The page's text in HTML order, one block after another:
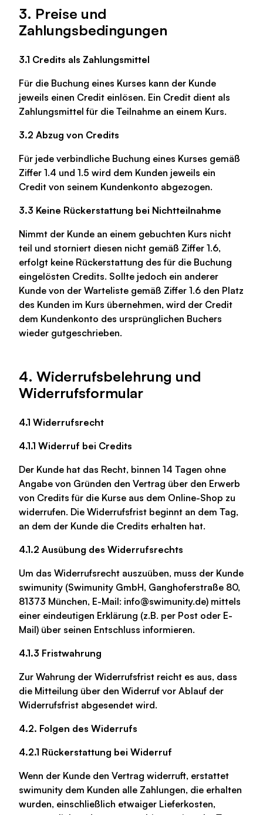
3. Preise und
Zahlungsbedingungen
3.1 Credits als Zahlungsmittel
Für die Buchung eines Kurses kann der Kunde
jeweils einen Credit einlösen. Ein Credit dient als
Zahlungsmittel für die Teilnahme an einem Kurs.
3.2 Abzug von Credits
Für jede verbindliche Buchung eines Kurses gemäß
Ziffer 1.4 und 1.5 wird dem Kunden jeweils ein
Credit von seinem Kundenkonto abgezogen.
3.3 Keine Rückerstattung bei Nichtteilnahme
Nimmt der Kunde an einem gebuchten Kurs nicht
teil und storniert diesen nicht gemäß Ziffer 1.6,
erfolgt keine Rückerstattung des für die Buchung
eingelösten Credits. Sollte jedoch ein anderer
Kunde von der Warteliste gemäß Ziffer 1.6 den Platz
des Kunden im Kurs übernehmen, wird der Credit
dem Kundenkonto des ursprünglichen Buchers
wieder gutgeschrieben.
4. Widerrufsbelehrung und
Widerrufsformular
4.1 Widerrufsrecht
4.1.1 Widerruf bei Credits
Der Kunde hat das Recht, binnen 14 Tagen ohne
Angabe von Gründen den Vertrag über den Erwerb
von Credits für die Kurse aus dem Online-Shop zu
widerrufen. Die Widerrufsfrist beginnt an dem Tag,
an dem der Kunde die Credits erhalten hat.
4.1.2 Ausübung des Widerrufsrechts
Um das Widerrufsrecht auszuüben, muss der Kunde
swimunity (Swimunity GmbH, Ganghoferstraße 80,
81373 München, E-Mail: info@swimunity.de) mittels
einer eindeutigen Erklärung (z.B. per Post oder E-
Mail) über seinen Entschluss informieren.
4.1.3 Fristwahrung
Zur Wahrung der Widerrufsfrist reicht es aus, dass
die Mitteilung über den Widerruf vor Ablauf der
Widerrufsfrist abgesendet wird.
4.2. Folgen des Widerrufs
4.2.1 Rückerstattung bei Widerruf
Wenn der Kunde den Vertrag widerruft, erstattet
swimunity dem Kunden alle Zahlungen, die erhalten
wurden, einschließlich etwaiger Lieferkosten,